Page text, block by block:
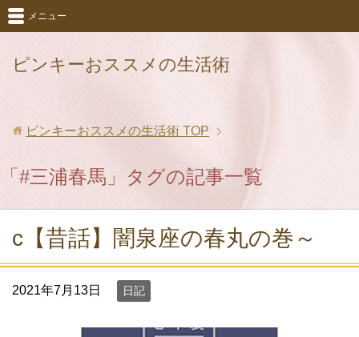
ピンキーおススメの生活術
メニュー
ピンキーおススメの生活術 TOP
「#三浦春馬」タグの記事一覧
c【昔話】闇泉座の春丸の巻～
2021年7月13日 日記